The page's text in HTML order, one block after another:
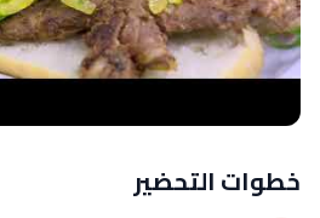
خطوات التحضير